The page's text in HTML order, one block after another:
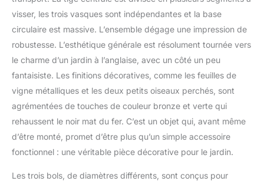
assembler; le bol est
facile à fixer en le vissant
beauté et de la vivacité à
un jardin ou une cour, se
marie bien avec les
plantes et la décoration.
décent pour les
observateurs d'oiseaux
sauvages et les
amoureux de la nature
visser, les trois vasques sont indépendantes et la base
circulaire est massive. L’ensemble dégage une impression de
robustesse. L’esthétique générale est résolument tournée vers
le charme d’un jardin à l’anglaise, avec un côté un peu
fantaisiste. Les finitions décoratives, comme les feuilles de
vigne métalliques et les deux petits oiseaux perchés, sont
agrémentées de touches de couleur bronze et verte qui
rehaussent le noir mat du fer. C’est un objet qui, avant même
d’être monté, promet d’être plus qu’un simple accessoire
fonctionnel : une véritable pièce décorative pour le jardin.
Les trois bols, de diamètres différents, sont conçus pour